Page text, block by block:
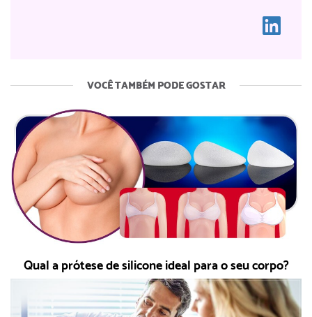
VOCÊ TAMBÉM PODE GOSTAR
Qual a prótese de silicone ideal para o seu corpo?